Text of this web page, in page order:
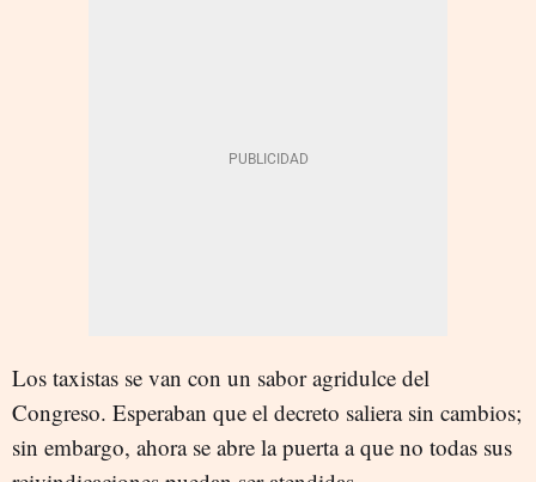
Los taxistas se van con un sabor agridulce del
Congreso. Esperaban que el decreto saliera sin cambios;
sin embargo, ahora se abre la puerta a que no todas sus